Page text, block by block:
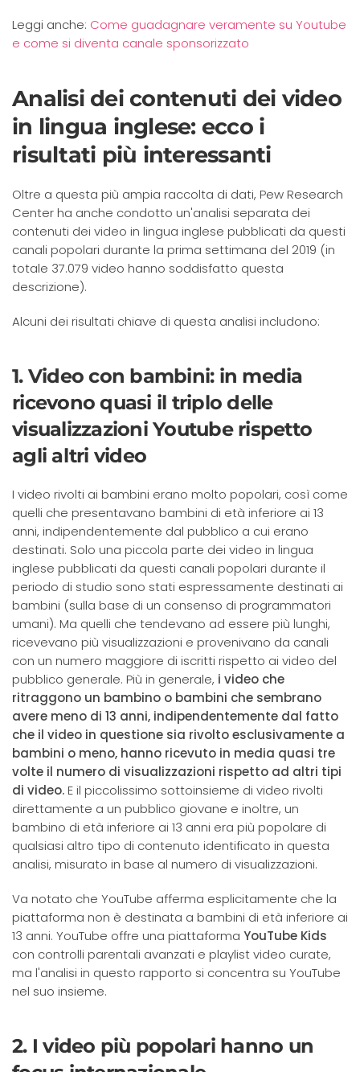
Leggi anche: Come guadagnare veramente su Youtube
e come si diventa canale sponsorizzato
Analisi dei contenuti dei video
in lingua inglese: ecco i
risultati più interessanti
Oltre a questa più ampia raccolta di dati, Pew Research
Center ha anche condotto un'analisi separata dei
contenuti dei video in lingua inglese pubblicati da questi
canali popolari durante la prima settimana del 2019 (in
totale 37.079 video hanno soddisfatto questa
descrizione).
Alcuni dei risultati chiave di questa analisi includono:
1. Video con bambini: in media
ricevono quasi il triplo delle
visualizzazioni Youtube rispetto
agli altri video
I video rivolti ai bambini erano molto popolari, così come
quelli che presentavano bambini di età inferiore ai 13
anni, indipendentemente dal pubblico a cui erano
destinati. Solo una piccola parte dei video in lingua
inglese pubblicati da questi canali popolari durante il
periodo di studio sono stati espressamente destinati ai
bambini (sulla base di un consenso di programmatori
umani). Ma quelli che tendevano ad essere più lunghi,
ricevevano più visualizzazioni e provenivano da canali
con un numero maggiore di iscritti rispetto ai video del
pubblico generale. Più in generale, i video che
ritraggono un bambino o bambini che sembrano
avere meno di 13 anni, indipendentemente dal fatto
che il video in questione sia rivolto esclusivamente a
bambini o meno, hanno ricevuto in media quasi tre
volte il numero di visualizzazioni rispetto ad altri tipi
di video.E il piccolissimo sottoinsieme di video rivolti
direttamente a un pubblico giovane e inoltre, un
bambino di età inferiore ai 13 anni era più popolare di
qualsiasi altro tipo di contenuto identificato in questa
analisi, misurato in base al numero di visualizzazioni.
Va notato che YouTube afferma esplicitamente che la
piattaforma non è destinata a bambini di età inferiore ai
13 anni. YouTube offre una piattaforma YouTube Kids
con controlli parentali avanzati e playlist video curate,
ma l'analisi in questo rapporto si concentra su YouTube
nel suo insieme.
2. I video più popolari hanno un